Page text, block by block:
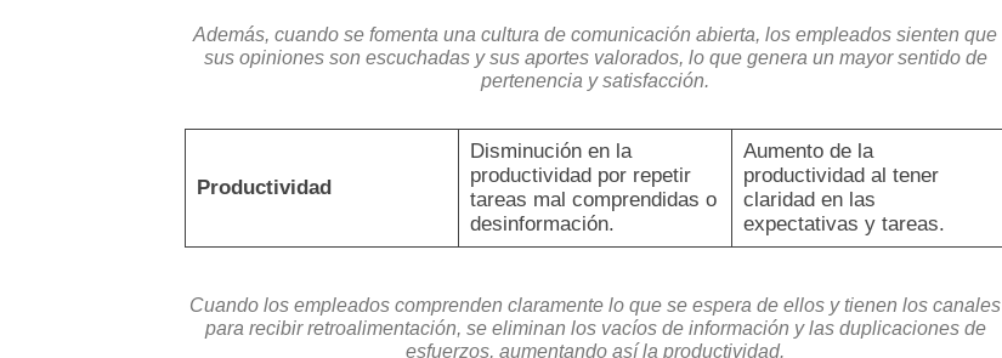
Además, cuando se fomenta una cultura de comunicación abierta, los empleados sienten que
sus opiniones son escuchadas y sus aportes valorados, lo que genera un mayor sentido de
pertenencia y satisfacción.
Productividad
Disminución en la
productividad por repetir
tareas mal comprendidas o
desinformación.
Aumento de la
productividad al tener
claridad en las
expectativas y tareas.
Cuando los empleados comprenden claramente lo que se espera de ellos y tienen los canales
para recibir retroalimentación, se eliminan los vacíos de información y las duplicaciones de
esfuerzos, aumentando así la productividad.